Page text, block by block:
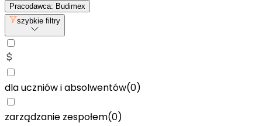
Pracodawca: Budimex
szybkie filtry
dla uczniów i absolwentów(0)
zarządzanie zespołem(0)